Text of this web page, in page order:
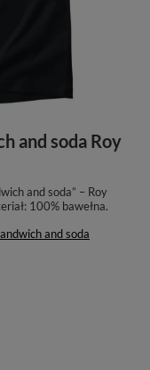
and soda Roy
and soda” – Roy
100% bawełna.
and soda